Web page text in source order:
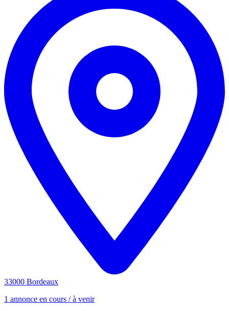
33000 Bordeaux
1 annonce en cours / à venir